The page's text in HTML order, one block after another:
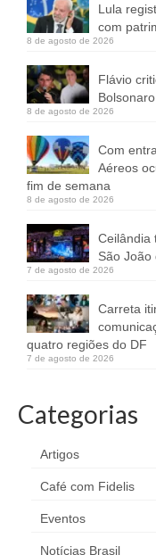
Lula
com
8 de agosto de 2026
Flávio
8 de agosto de 2026
Com
Aéreos
fim de semana
8 de agosto de 2026
Ceilândia
São João
7 de agosto de 2026
Carreta
quatro regiões do DF
7 de agosto de 2026
Categorias
Artigos
Café com Fidelis
Eventos
Notícias Brasil